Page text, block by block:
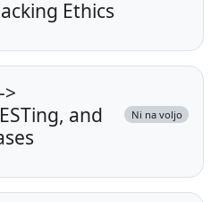
Ethics
and
Ni na voljo